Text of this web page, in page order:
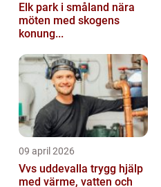
Elk park i småland nära
möten med skogens
konung...
09 april 2026
Vvs uddevalla trygg hjälp
med värme, vatten och